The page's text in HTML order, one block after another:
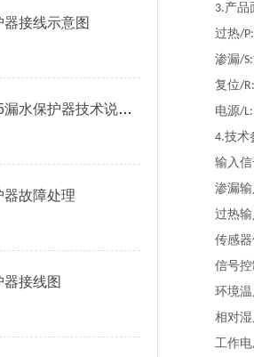
接线示意图
杜安环保LB-05漏水保护器技术说明：
器故障处理
器接线图
3.产品
过热/P:
渗漏/S:
复位/R:
电源/L:
4.技术
输入信
渗漏输
过热输
传感器
信号控
环境温
相对湿
工作电